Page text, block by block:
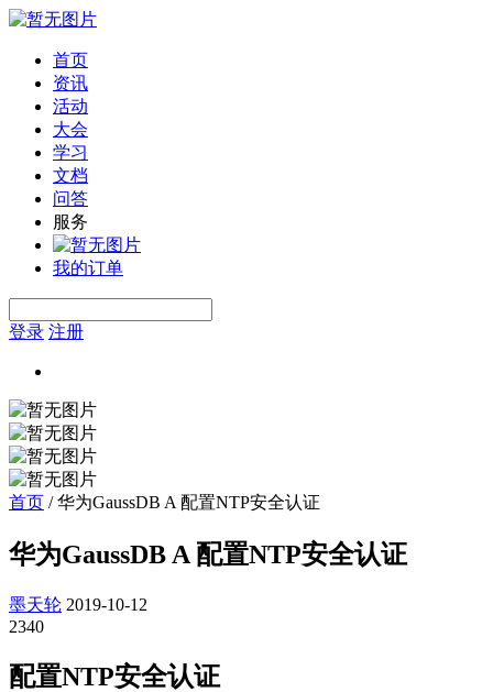
首页
资讯
活动
大会
学习
文档
问答
服务
我的订单
登录 注册
首页 /华为GaussDB A 配置NTP安全认证
华为GaussDB A 配置NTP安全认证
墨天轮 2019-10-12
2340
配置NTP安全认证